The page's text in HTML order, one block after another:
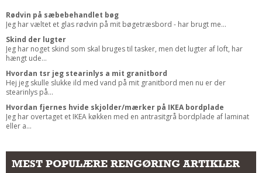
Rødvin på sæbebehandlet bøg
Jeg har væltet et glas rødvin på mit bøgetræsbord - har brugt me...
Skind der lugter
Jeg har noget skind som skal bruges til tasker, men det lugter af loft, har
hængt ude...
Hvordan tsr jeg stearinlys a mit granitbord
Hej jeg skulle slukke ild med vand på mit granitbord men nu er der
stearinlys på...
Hvordan fjernes hvide skjolder/mærker på IKEA bordplade
Jeg har overtaget et IKEA køkken med en antrasitgrå bordplade af laminat
eller a...
MEST POPULÆRE RENGØRING ARTIKLER